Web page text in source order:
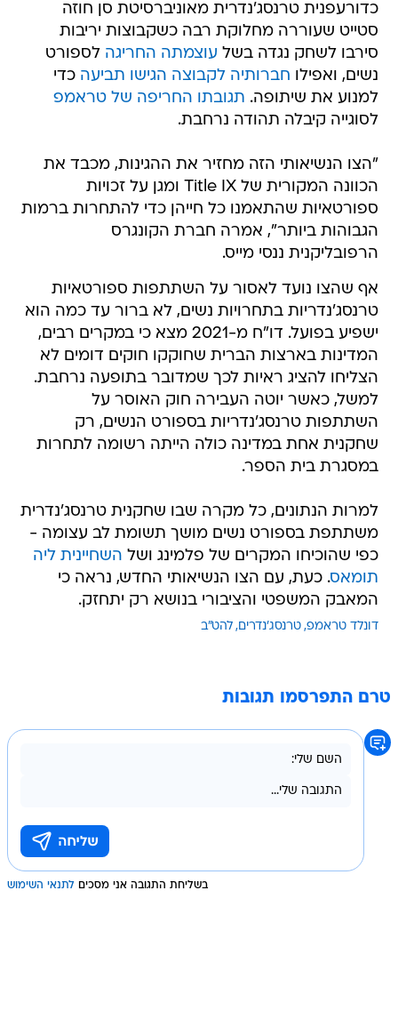
כדורעפנית טרנסג'נדרית מאוניברסיטת סן חוזה
סטייט שעוררה מחלוקת רבה כשקבוצות יריבות
סירבו לשחק נגדה בשל עוצמתה החריגה לספורט
נשים, ואפילו חברותיה לקבוצה הגישו תביעה כדי
למנוע את שיתופה. תגובתו החריפה של טראמפ
לסוגייה קיבלה תהודה נרחבת.
"הצו הנשיאותי הזה מחזיר את ההגינות, מכבד את
הכוונה המקורית של Title IX ומגן על זכויות
ספורטאיות שהתאמנו כל חייהן כדי להתחרות ברמות
הגבוהות ביותר", אמרה חברת הקונגרס
הרפובליקנית ננסי מייס.
אף שהצו נועד לאסור על השתתפות ספורטאיות
טרנסג'נדריות בתחרויות נשים, לא ברור עד כמה הוא
ישפיע בפועל. דו"ח מ-2021 מצא כי במקרים רבים,
המדינות בארצות הברית שחוקקו חוקים דומים לא
הצליחו להציג ראיות לכך שמדובר בתופעה נרחבת.
למשל, כאשר יוטה העבירה חוק האוסר על
השתתפות טרנסג'נדריות בספורט הנשים, רק
שחקנית אחת במדינה כולה הייתה רשומה לתחרות
במסגרת בית הספר.
למרות הנתונים, כל מקרה שבו שחקנית טרנסג'נדרית
משתתפת בספורט נשים מושך תשומת לב עצומה -
כפי שהוכיחו המקרים של פלמינג ושל השחיינית ליה
תומאס. כעת, עם הצו הנשיאותי החדש, נראה כי
המאבק המשפטי והציבורי בנושא רק יתחזק.
דונלד טראמפ טרנסג'נדרים להט"ב
טרם התפרסמו תגובות
בשליחת התגובה אני מסכים לתנאי השימוש